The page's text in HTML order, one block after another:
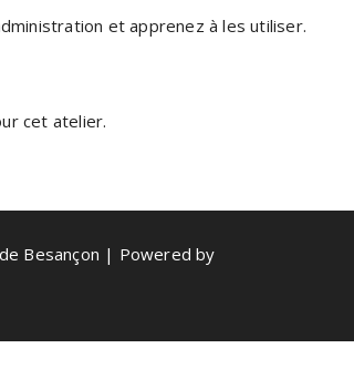
et apprenez à les utiliser.
cet atelier.
Besançon | Powered by